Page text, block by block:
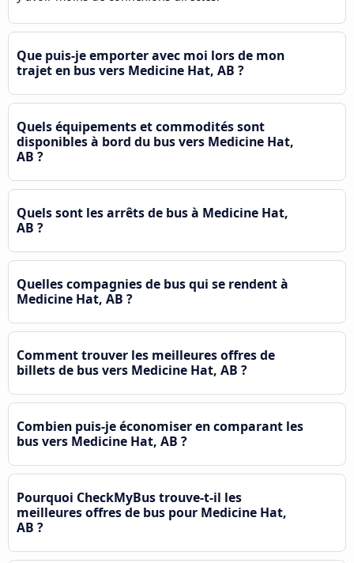
Que puis-je emporter avec moi lors de mon
trajet en bus vers Medicine Hat, AB ?
Quels équipements et commodités sont
disponibles à bord du bus vers Medicine Hat,
AB ?
Quels sont les arrêts de bus à Medicine Hat,
AB ?
Quelles compagnies de bus qui se rendent à
Medicine Hat, AB ?
Comment trouver les meilleures offres de
billets de bus vers Medicine Hat, AB ?
Combien puis-je économiser en comparant les
bus vers Medicine Hat, AB ?
Pourquoi CheckMyBus trouve-t-il les
meilleures offres de bus pour Medicine Hat,
AB ?